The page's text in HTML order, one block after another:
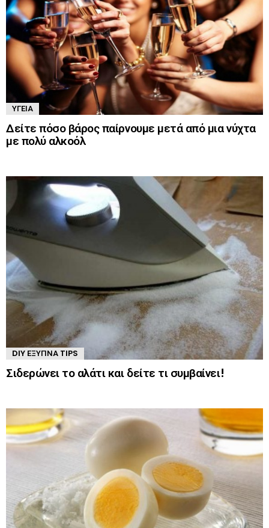
ΥΓΕΊΑ
Δείτε πόσο βάρος παίρνουμε μετά από μια νύχτα
με πολύ αλκοόλ
DIY ΈΞΥΠΝΑ TIPS
Σιδερώνει το αλάτι και δείτε τι συμβαίνει!